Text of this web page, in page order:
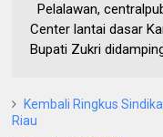
Pelalawan,
Center lantai dasar
Bupati Zukri
Kembali Ringkus
Riau